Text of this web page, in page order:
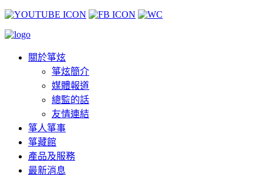
關於箏炫
箏炫簡介
媒體報道
總監的話
友情連結
箏人箏事
箏藏館
產品及服務
最新消息